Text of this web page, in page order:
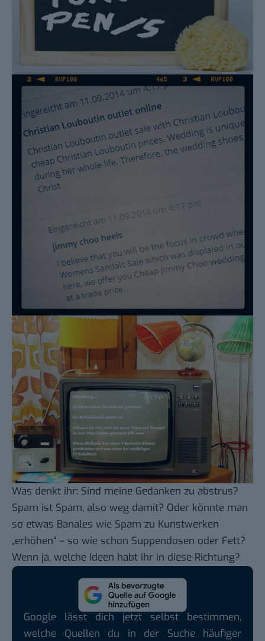
Was denkt ihr: Sind meine Gedanken zu abstrus?
Spam ist Spam, also weg damit? Oder könnte man
so etwas Banales wie Spam zu Kunstwerken
„erhöhen“ – so wie schon Suppendosen oder Fett?
Wenn ja, welche Ideen habt ihr in diese Richtung?
Google lässt dich jetzt selbst bestimmen,
welche Quellen du in der Suche häufiger